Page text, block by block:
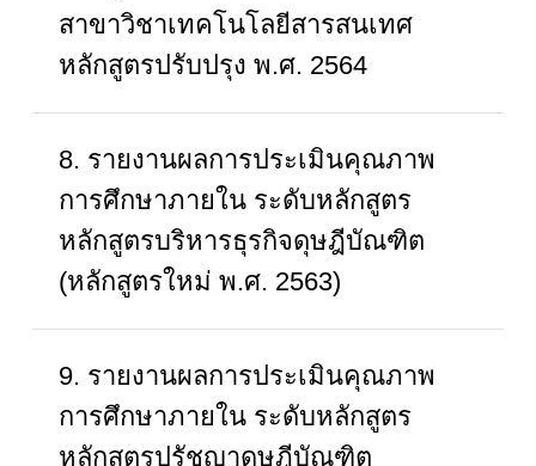
สาขาวิชาเทคโนโลยีสารสนเทศ
หลักสูตรปรับปรุง พ.ศ. 2564
8. รายงานผลการประเมินคุณภาพ
การศึกษาภายใน ระดับหลักสูตร
หลักสูตรบริหารธุรกิจดุษฎีบัณฑิต
(หลักสูตรใหม่ พ.ศ. 2563)
9. รายงานผลการประเมินคุณภาพ
การศึกษาภายใน ระดับหลักสูตร
หลักสูตรปรัชญาดุษฎีบัณฑิต